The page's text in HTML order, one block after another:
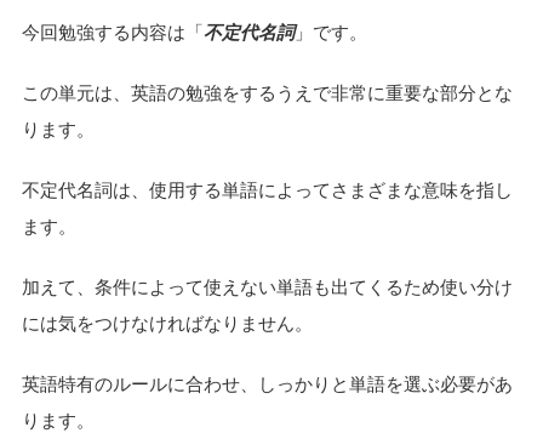
今回勉強する内容は「不定代名詞」です。
この単元は、英語の勉強をするうえで非常に重要な部分とな
ります。
不定代名詞は、使用する単語によってさまざまな意味を指し
ます。
加えて、条件によって使えない単語も出てくるため使い分け
には気をつけなければなりません。
英語特有のルールに合わせ、しっかりと単語を選ぶ必要があ
ります。